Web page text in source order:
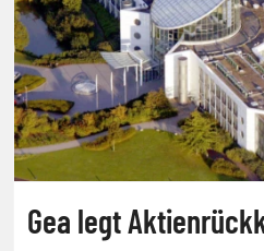
Gea legt